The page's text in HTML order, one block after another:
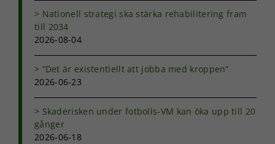
Nationell strategi ska stärka rehabilitering fram
till 2034
2026-08-04
”Det är existentiellt att jobba med kroppen”
2026-06-23
Skaderisken under fotbolls-VM kan öka upp till 20
gånger
2026-06-18